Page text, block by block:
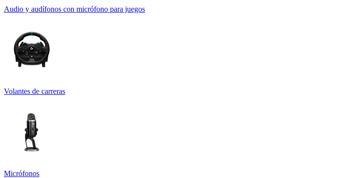
Audio y audífonos con micrófono para juegos
Volantes de carreras
Micrófonos